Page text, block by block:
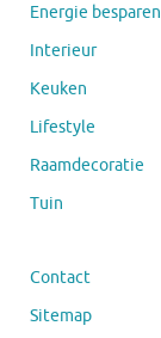
Energie besparen
Interieur
Keuken
Lifestyle
Raamdecoratie
Tuin
Contact
Sitemap